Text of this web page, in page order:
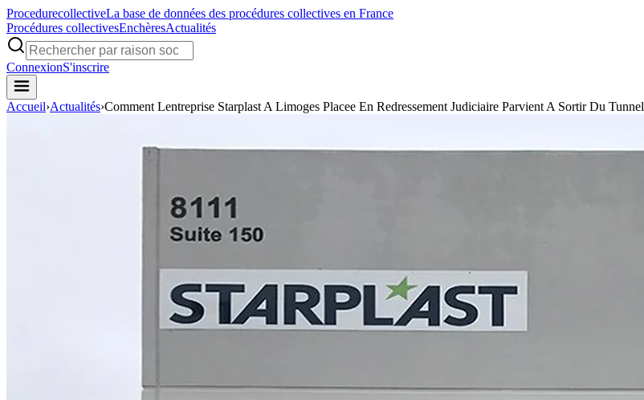
ProcedurecollectiveLa base de données des procédures collectives en France
Procédures collectivesEnchèresActualités
ConnexionS'inscrire
Accueil›Actualités›Comment Lentreprise Starplast A Limoges Placee En Redressement Judiciaire Parvient A Sortir Du Tunnel